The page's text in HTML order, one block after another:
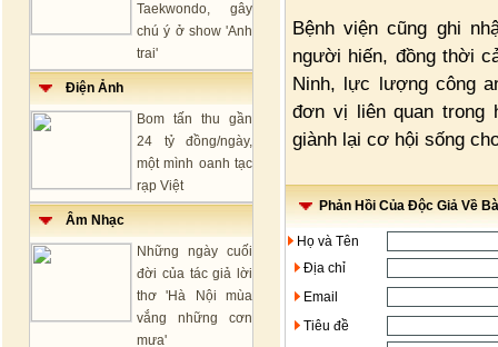
Taekwondo, gây
chú ý ở show 'Anh
trai'
Điện Ảnh
Bom tấn thu gần
24 tỷ đồng/ngày,
một mình oanh tạc
rạp Việt
Âm Nhạc
Những ngày cuối
đời của tác giả lời
thơ 'Hà Nội mùa
vắng những cơn
mưa'
Bệnh viện cũng ghi
người hiến, đồng thời
Ninh, lực lượng công
đơn vị liên quan trong
giành lại cơ hội sống
Phản Hồi Của Độc Giả Về
Họ và Tên
Địa chỉ
Email
Tiêu đề